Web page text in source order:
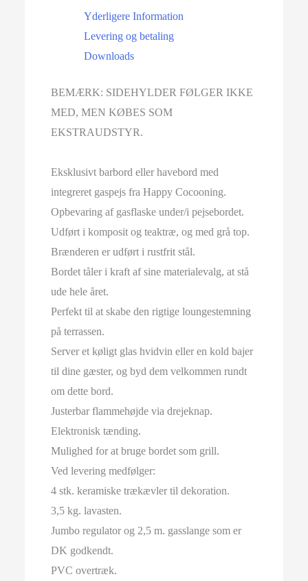
Yderligere Information
Levering og betaling
Downloads
BEMÆRK: SIDEHYLDER FØLGER IKKE
MED, MEN KØBES SOM
EKSTRAUDSTYR.
Eksklusivt barbord eller havebord med
integreret gaspejs fra Happy Cocooning.
Opbevaring af gasflaske under/i pejsebordet.
Udført i komposit og teaktræ, og med grå top.
Brænderen er udført i rustfrit stål.
Bordet tåler i kraft af sine materialevalg, at stå
ude hele året.
Perfekt til at skabe den rigtige loungestemning
på terrassen.
Server et køligt glas hvidvin eller en kold bajer
til dine gæster, og byd dem velkommen rundt
om dette bord.
Justerbar flammehøjde via drejeknap.
Elektronisk tænding.
Mulighed for at bruge bordet som grill.
Ved levering medfølger:
4 stk. keramiske trækævler til dekoration.
3,5 kg. lavasten.
Jumbo regulator og 2,5 m. gasslange som er
DK godkendt.
PVC overtræk.